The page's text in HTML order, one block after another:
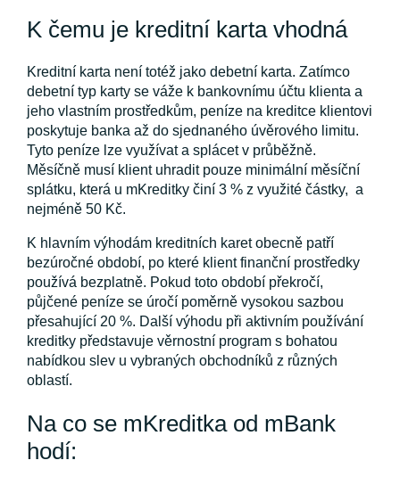
K čemu je kreditní karta vhodná
Kreditní karta není totéž jako debetní karta. Zatímco
debetní typ karty se váže k bankovnímu účtu klienta a
jeho vlastním prostředkům, peníze na kreditce klientovi
poskytuje banka až do sjednaného úvěrového limitu.
Tyto peníze lze využívat a splácet v průběžně.
Měsíčně musí klient uhradit pouze minimální měsíční
splátku, která u mKreditky činí 3 % z využité částky, a
nejméně 50 Kč.
K hlavním výhodám kreditních karet obecně patří
bezúročné období, po které klient finanční prostředky
používá bezplatně. Pokud toto období překročí,
půjčené peníze se úročí poměrně vysokou sazbou
přesahující 20 %. Další výhodu při aktivním používání
kreditky představuje věrnostní program s bohatou
nabídkou slev u vybraných obchodníků z různých
oblastí.
Na co se mKreditka od mBank
hodí: